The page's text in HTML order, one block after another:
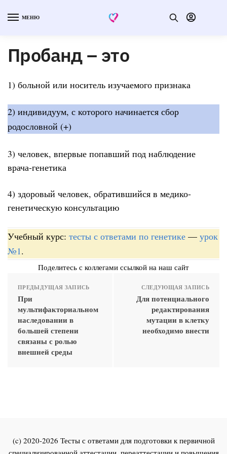
МЕНЮ
Пробанд – это
1) больной или носитель изучаемого признака
2) индивидуум, с которого начинается сбор
родословной (+)
3) человек, впервые попавший под наблюдение
врача-генетика
4) здоровый человек, обратившийся в медико-
генетическую консультацию
Учебный курс: тесты с ответами по генетике — урок
№1.
Поделитесь с коллегами ссылкой на наш сайт
ПРЕДЫДУЩАЯ ЗАПИСЬ
При
мультифакториальном
наследовании в
большей степени
связаны с ролью
внешней среды
СЛЕДУЮЩАЯ ЗАПИСЬ
Для потенциального
редактирования
мутации в клетку
необходимо внести
(c) 2020-2026 Тесты с ответами для подготовки к первичной